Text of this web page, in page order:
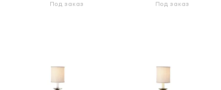
Под заказ Под заказ